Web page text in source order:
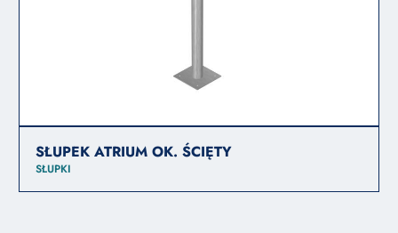
SŁUPEK ATRIUM OK. ŚCIĘTY
SŁUPKI